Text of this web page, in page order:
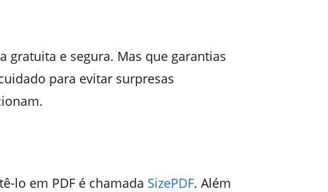
gratuita e segura. Mas que garantias
para evitar surpresas
lo em PDF é chamada SizePDF. Além